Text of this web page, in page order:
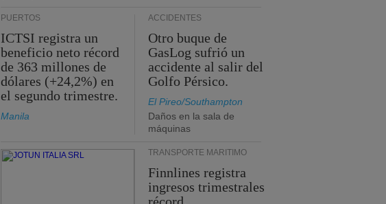
PUERTOS
ICTSI registra un
beneficio neto récord
de 363 millones de
dólares (+24,2%) en
el segundo trimestre.
Manila
ACCIDENTES
Otro buque de
GasLog sufrió un
accidente al salir del
Golfo Pérsico.
El Pireo/Southampton
Daños en la sala de
máquinas
TRANSPORTE MARÍTIMO
Finnlines registra
ingresos trimestrales